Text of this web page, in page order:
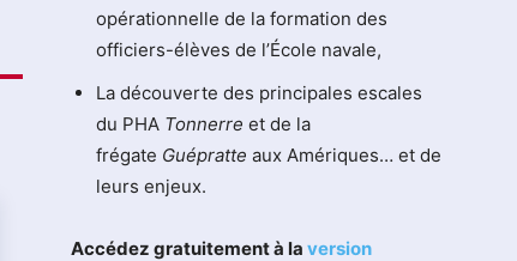
opérationnelle de la formation des
officiers-élèves de l’École navale,
La découverte des principales escales
du PHA Tonnerre et de la
frégate Guépratte aux Amériques… et de
leurs enjeux.
Accédez gratuitement à la version